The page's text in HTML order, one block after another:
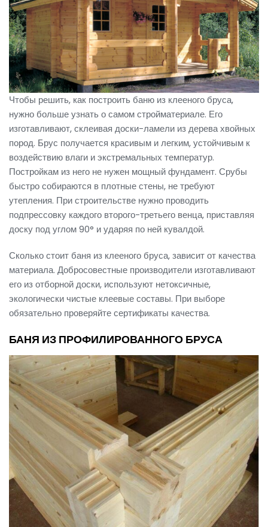
Чтобы решить, как построить баню из клееного бруса,
нужно больше узнать о самом стройматериале. Его
изготавливают, склеивая доски-ламели из дерева хвойных
пород. Брус получается красивым и легким, устойчивым к
воздействию влаги и экстремальных температур.
Постройкам из него не нужен мощный фундамент. Срубы
быстро собираются в плотные стены, не требуют
утепления. При строительстве нужно проводить
подпрессовку каждого второго-третьего венца, приставляя
доску под углом 90° и ударяя по ней кувалдой.
Сколько стоит баня из клееного бруса, зависит от качества
материала. Добросовестные производители изготавливают
его из отборной доски, используют нетоксичные,
экологически чистые клеевые составы. При выборе
обязательно проверяйте сертификаты качества.
БАНЯ ИЗ ПРОФИЛИРОВАННОГО БРУСА